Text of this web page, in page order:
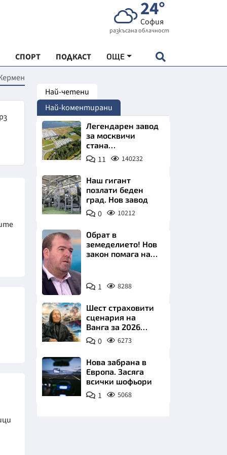
24°
София
разкъсана облачност
СПОРТ ПОДКАСТ ОЩЕ
"ЧУДЕСАТА НА БЪЛГАРИЯ"
ХРАНА
ИКОНОМИКА
Най-четени
Най-коментирани
Легендарен завод
за москвичи
стана
индустриално
чудо. Позлатява
11 140232
Наш гигант
позлати беден
град. Нов завод
0 10212
Снимка:
бТВ
Обрат в
земеделието! Нов
закон помага на
1 8288
Шест страховити
сценария на
Ванга за 2026
година
0 6273
Нова забрана в
Европа. Засяга
всички шофьори
1 5068